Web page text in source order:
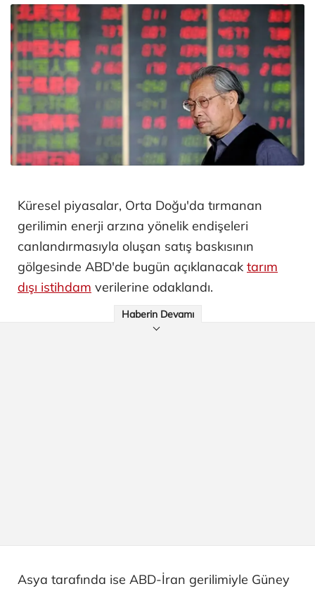
Küresel piyasalar, Orta Doğu'da tırmanan
gerilimin enerji arzına yönelik endişeleri
canlandırmasıyla oluşan satış baskısının
gölgesinde ABD'de bugün açıklanacak tarım
dışı istihdam verilerine odaklandı.
Haberin Devamı
Asya tarafında ise ABD-İran gerilimiyle Güney